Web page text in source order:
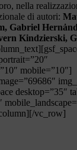
nella
di autori:
Gabriel
Kindzierski,
mobile=”10″]
desktop=”35″
vc_row]